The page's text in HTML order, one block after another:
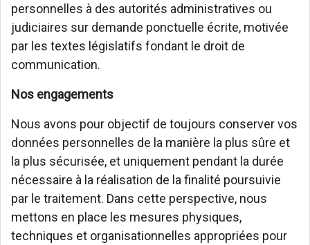
personnelles à des autorités administratives ou
judiciaires sur demande ponctuelle écrite, motivée
par les textes législatifs fondant le droit de
communication.
Nos engagements
Nous avons pour objectif de toujours conserver vos
données personnelles de la manière la plus sûre et
la plus sécurisée, et uniquement pendant la durée
nécessaire à la réalisation de la finalité poursuivie
par le traitement. Dans cette perspective, nous
mettons en place les mesures physiques,
techniques et organisationnelles appropriées pour